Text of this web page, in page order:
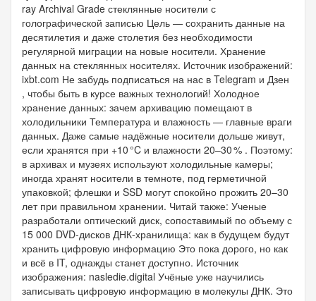
ray Archival Grade стеклянные носители с
голографической записью Цель — сохранить данные на
десятилетия и даже столетия без необходимости
регулярной миграции на новые носители. Хранение
данных на стеклянных носителях. Источник изображений:
ixbt.com Не забудь подписаться на нас в Telegram и Дзен
, чтобы быть в курсе важных технологий! Холодное
хранение данных: зачем архивацию помещают в
холодильники Температура и влажность — главные враги
данных. Даже самые надёжные носители дольше живут,
если хранятся при +10 °C и влажности 20–30 % . Поэтому:
в архивах и музеях используют холодильные камеры;
иногда хранят носители в темноте, под герметичной
упаковкой; флешки и SSD могут спокойно прожить 20–30
лет при правильном хранении. Читай также: Ученые
разработали оптический диск, сопоставимый по объему с
15 000 DVD-дисков ДНК-хранилища: как в будущем будут
хранить цифровую информацию Это пока дорого, но как
и всё в IT, однажды станет доступно. Источник
изображения: nasledie.digital Учёные уже научились
записывать цифровую информацию в молекулы ДНК. Это